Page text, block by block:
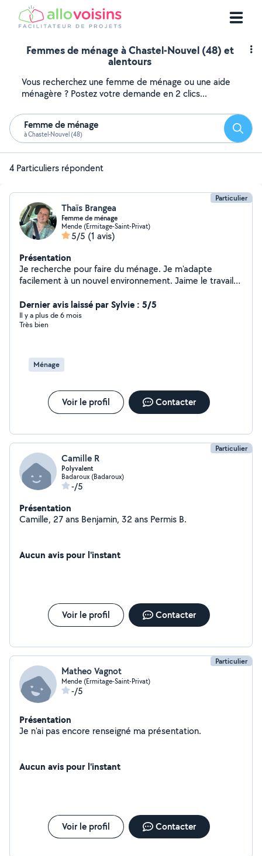
Femmes de ménage à Chastel-Nouvel (48) et
alentours
Vous recherchez une femme de ménage ou une aide
ménagère ? Postez votre demande en 2 clics...
Femme de ménage
à Chastel-Nouvel (48)
4 Particuliers répondent
Particulier
Thaïs Brangea
Femme de ménage
Mende (Ermitage-Saint-Privat)
5/5 (1 avis)
Présentation
Je recherche pour faire du ménage. Je m'adapte
facilement à un nouvel environnement. Jaime le travail
Dernier avis laissé par Sylvie : 5/5
Il y a plus de 6 mois
Très bien
Ménage
Voir le profil Contacter
Particulier
Camille R
Polyvalent
Badaroux (Badaroux)
-/5
Présentation
Camille, 27 ans Benjamin, 32 ans Permis B.
Aucun avis pour l'instant
Voir le profil Contacter
Particulier
Matheo Vagnot
Mende (Ermitage-Saint-Privat)
-/5
Présentation
Je n'ai pas encore renseigné ma présentation.
Aucun avis pour l'instant
Voir le profil Contacter